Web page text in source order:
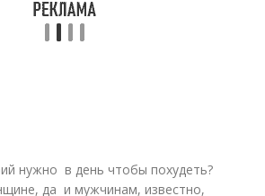
нужно в день чтобы похудеть?
да и мужчинам, известно,